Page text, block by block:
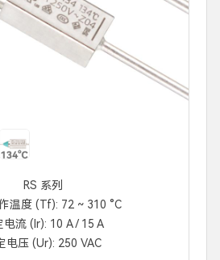
RS 系列
温度 (Tf): 72 ~ 310 °C
电流 (Ir): 10 A / 15 A
电压 (Ur): 250 VAC